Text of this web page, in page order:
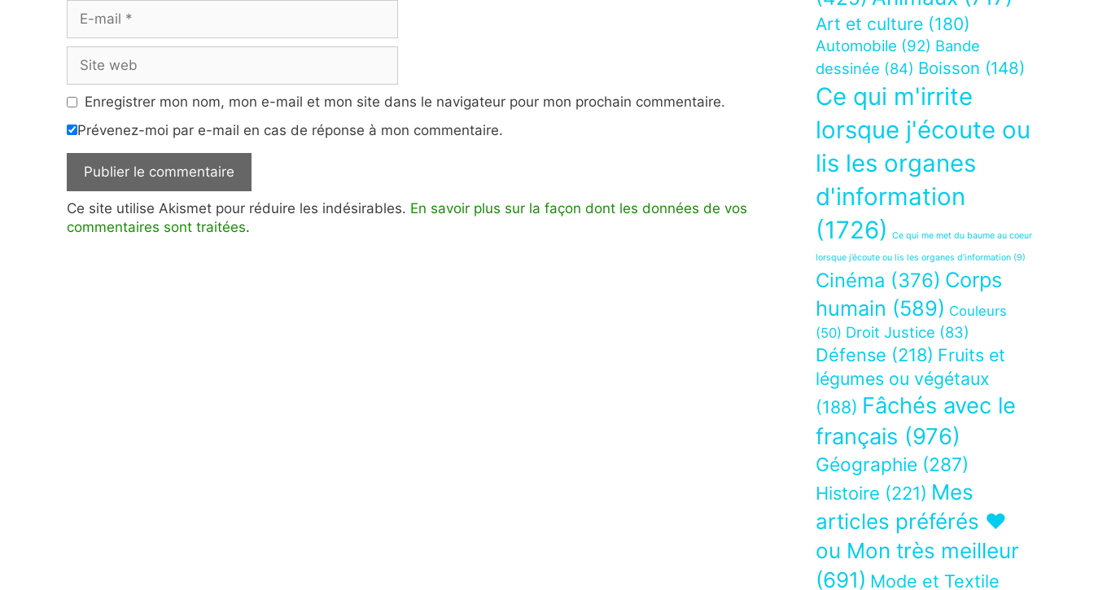
mail
web
Enregistrer mon nom, mon e-mail et mon site dans le navigateur pour mon prochain commentaire.
Prévenez-moi par e-mail en cas de réponse à mon commentaire.
Ce site utilise Akismet pour réduire les indésirables. En savoir plus sur la façon dont les données de vos
commentaires sont traitées.
Art et culture (180)
Automobile (92) Bande
dessinée (84) Boisson (148)
Ce qui m'irrite
lorsque j'écoute ou
lis les organes
d'information
(1726)
Ce qui me met du baume au coeur
lorsque j’écoute ou lis les organes d’information (9)
Cinéma (376) Corps
humain (589) Couleurs
(50) Droit Justice (83)
Défense (218) Fruits et
légumes ou végétaux
(188) Fâchés avec le
français (976)
Géographie (287)
Histoire (221) Mes
articles préférés ❤
ou Mon très meilleur
(691) Mode et Textile